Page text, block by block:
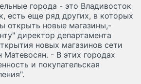
города - это Владивосток
есть еще ряд других, в которых
открыть новые магазины,-
директор департамента
новых магазинов сети
Матевосян. - В этих городах
и покупательская